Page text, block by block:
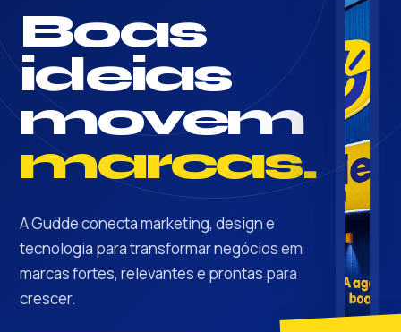
Boas
ideias
movem
marcas.
A Gudde conecta marketing, design e
tecnologia para transformar negócios em
marcas fortes, relevantes e prontas para
crescer.